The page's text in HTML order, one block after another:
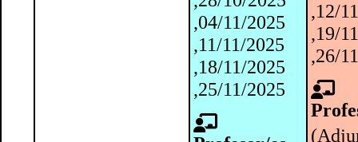
,04/11/2025
,11/11/2025
,18/11/2025
,25/11/2025
,12/
,19/
,26/